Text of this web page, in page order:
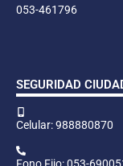
053-461796
SEGURIDAD
Celular: 988880870
Fono Fijo: 053-